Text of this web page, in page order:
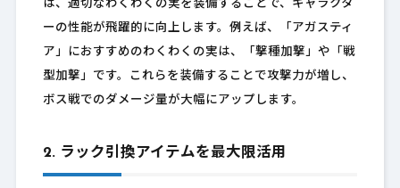
は、適切なわくわくの実を装備することで、キャラクタ
ーの性能が飛躍的に向上します。例えば、「アガスティ
ア」におすすめのわくわくの実は、「撃種加撃」や「戦
型加撃」です。これらを装備することで攻撃力が増し、
ボス戦でのダメージ量が大幅にアップします。
2. ラック引換アイテムを最大限活用